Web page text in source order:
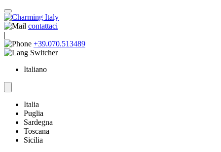
contattaci
|
+39.070.513489
Italiano
Italia
Puglia
Sardegna
Toscana
Sicilia